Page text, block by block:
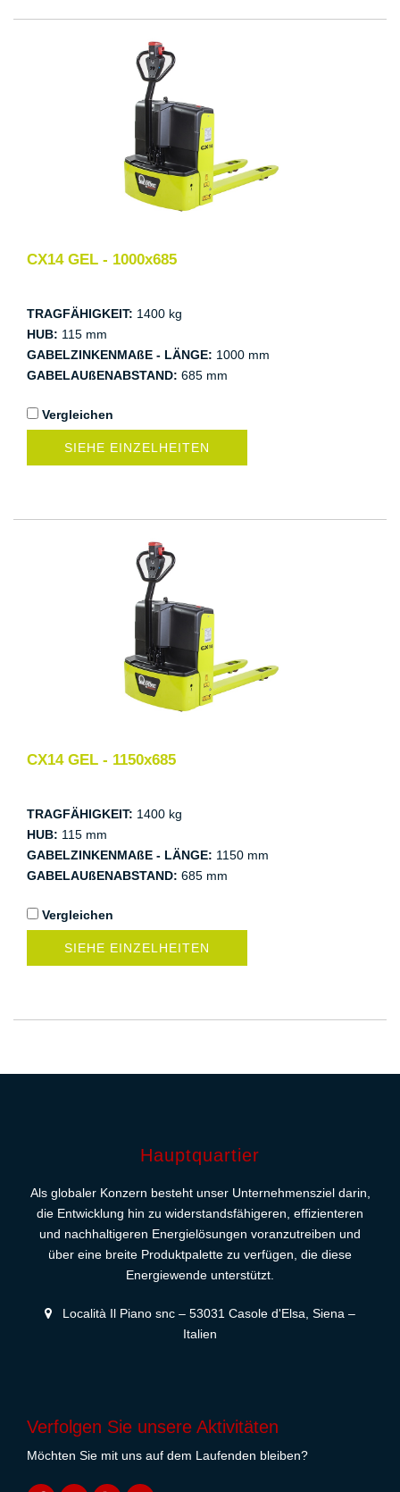
CX14 GEL - 1000x685
TRAGFÄHIGKEIT: 1400 kg
HUB: 115 mm
GABELZINKENMAßE - LÄNGE: 1000 mm
GABELAUßENABSTAND: 685 mm
Vergleichen
SIEHE EINZELHEITEN
CX14 GEL - 1150x685
TRAGFÄHIGKEIT: 1400 kg
HUB: 115 mm
GABELZINKENMAßE - LÄNGE: 1150 mm
GABELAUßENABSTAND: 685 mm
Vergleichen
SIEHE EINZELHEITEN
Hauptquartier
Als globaler Konzern besteht unser Unternehmensziel darin,
die Entwicklung hin zu widerstandsfähigeren, effizienteren
und nachhaltigeren Energielösungen voranzutreiben und
über eine breite Produktpalette zu verfügen, die diese
Energiewende unterstützt.
Località Il Piano snc – 53031 Casole d'Elsa, Siena –
Italien
Verfolgen Sie unsere Aktivitäten
Möchten Sie mit uns auf dem Laufenden bleiben?